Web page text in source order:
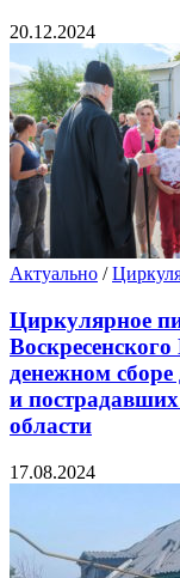
20.12.2024
Актуально /
Циркулярное
денежном
и
области
17.08.2024